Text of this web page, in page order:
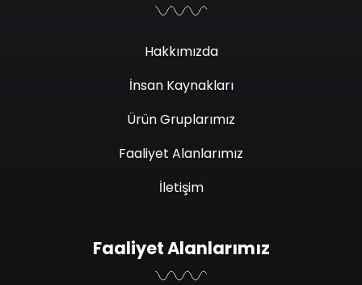
Hakkımızda
İnsan Kaynakları
Ürün Gruplarımız
Faaliyet Alanlarımız
İletişim
Faaliyet Alanlarımız